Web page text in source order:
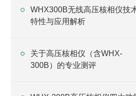
WHX300B无线高压核相仪技
特性与应用解析
关于高压核相仪（含WHX-
300B）的专业测评